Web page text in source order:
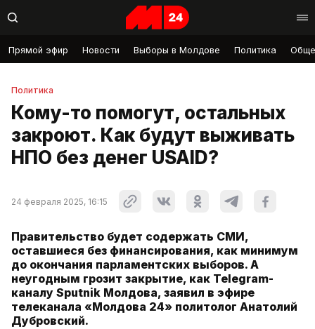
Прямой эфир Новости Выборы в Молдове Политика
Политика
Кому-то помогут, остальных
закроют. Как будут выживать
НПО без денег USAID?
24 февраля 2025, 16:15
Правительство будет содержать СМИ,
оставшиеся без финансирования, как минимум
до окончания парламентских выборов. А
неугодным грозит закрытие, как Telegram-
каналу Sputnik Молдова, заявил в эфире
телеканала «Молдова 24» политолог Анатолий
Дубровский.